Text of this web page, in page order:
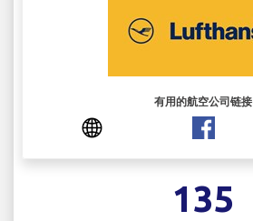
有用的航空公司链接
135